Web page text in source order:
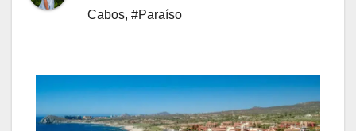
Cabos, #Paraíso